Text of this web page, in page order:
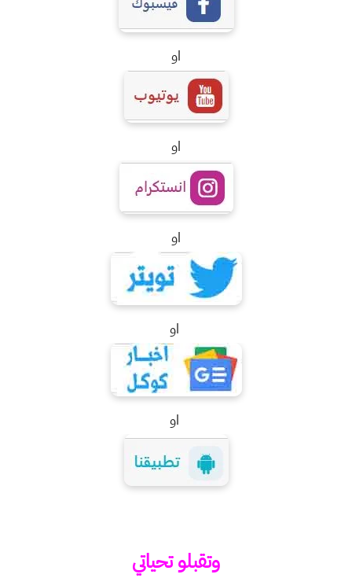
او
او
او
او
او
وتقبلو تحياتي